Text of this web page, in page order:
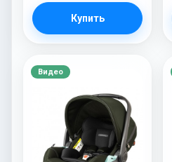
Купить
Видео